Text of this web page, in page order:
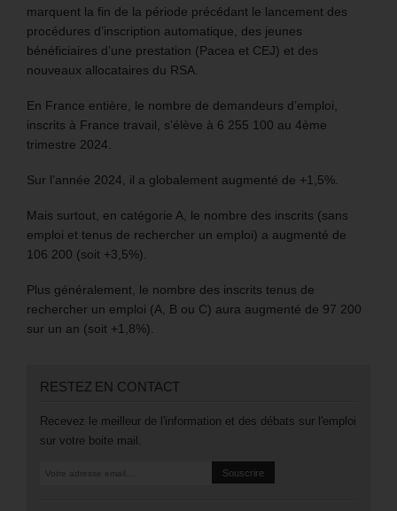
marquent la fin de la période précédant le lancement des
procédures d’inscription automatique, des jeunes
bénéficiaires d’une prestation (Pacea et CEJ) et des
nouveaux allocataires du RSA.
En France entière, le nombre de demandeurs d’emploi,
inscrits à France travail, s’élève à 6 255 100 au 4ème
trimestre 2024.
Sur l’année 2024, il a globalement augmenté de +1,5%.
Mais surtout, en catégorie A, le nombre des inscrits (sans
emploi et tenus de rechercher un emploi) a augmenté de
106 200 (soit +3,5%).
Plus généralement, le nombre des inscrits tenus de
rechercher un emploi (A, B ou C) aura augmenté de 97 200
sur un an (soit +1,8%).
RESTEZ EN CONTACT
Recevez le meilleur de l'information et des débats sur l'emploi
sur votre boite mail.